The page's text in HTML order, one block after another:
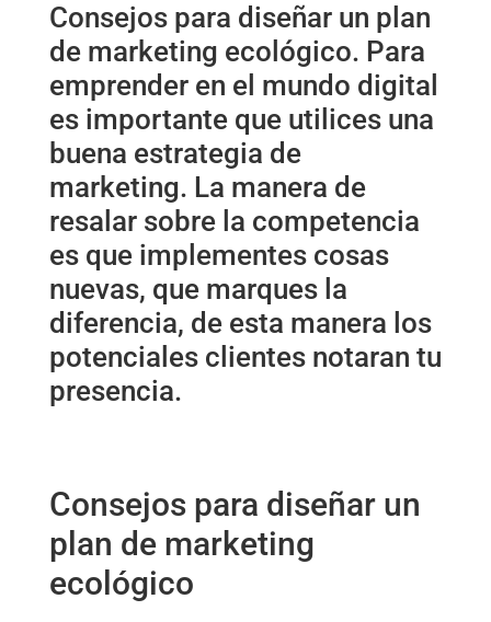
Consejos para diseñar un plan
de marketing ecológico. Para
emprender en el mundo digital
es importante que utilices una
buena estrategia de
marketing. La manera de
resalar sobre la competencia
es que implementes cosas
nuevas, que marques la
diferencia, de esta manera los
potenciales clientes notaran tu
presencia.
Consejos para diseñar un
plan de marketing
ecológico